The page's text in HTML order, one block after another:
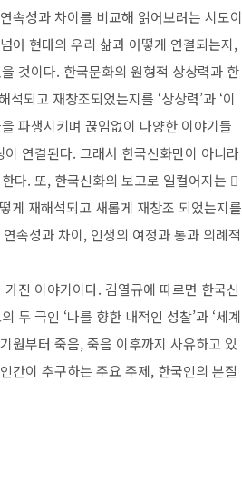
속성과 차이를 비교해 읽어보려는 시도이
어 현대의 우리 삶과 어떻게 연결되는지,
것이다. 한국문화의 원형적 상상력과 한
석되고 재창조되었는지를 ‘상상력’과 ‘이
파생시키며 끊임없이 다양한 이야기들
이 연결된다. 그래서 한국신화만이 아니라
다. 또, 한국신화의 보고로 일컬어지는 󰡔
게 재해석되고 새롭게 재창조 되었는지를
속성과 차이, 인생의 여정과 통과 의례적
가진 이야기이다. 김열규에 따르면 한국신
두 극인 ‘나를 향한 내적인 성찰’과 ‘세계
원부터 죽음,죽음 이후까지 사유하고 있
간이 추구하는 주요 주제, 한국인의 본질